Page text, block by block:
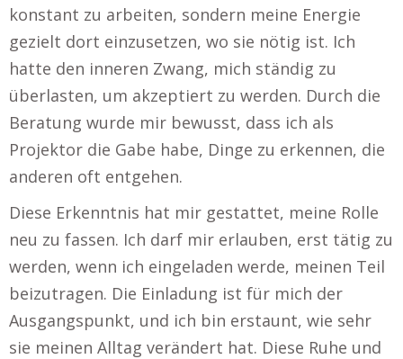
konstant zu arbeiten, sondern meine Energie
gezielt dort einzusetzen, wo sie nötig ist. Ich
hatte den inneren Zwang, mich ständig zu
überlasten, um akzeptiert zu werden. Durch die
Beratung wurde mir bewusst, dass ich als
Projektor die Gabe habe, Dinge zu erkennen, die
anderen oft entgehen.
Diese Erkenntnis hat mir gestattet, meine Rolle
neu zu fassen. Ich darf mir erlauben, erst tätig zu
werden, wenn ich eingeladen werde, meinen Teil
beizutragen. Die Einladung ist für mich der
Ausgangspunkt, und ich bin erstaunt, wie sehr
sie meinen Alltag verändert hat. Diese Ruhe und